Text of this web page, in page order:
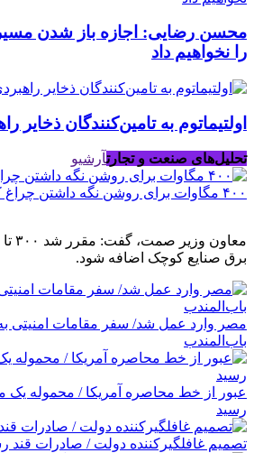
محسن رضایی: اجازه باز شدن مسیر
را نخواهیم داد
اولتیماتوم به تامین‌کنندگان ذخایر
تحلیل‌های صنعت و تجارتآرشیو
۴۰۰ مگاوات برای روشن نگه داشتن چراغ کسب‌وکار‌ها
برق صنایع کوچک اضافه شود.
مصر وارد عمل شد/ سفر مقامات امنیتی
باب‌المندب
عبور از خط محاصره آمریکا / محموله یک
رسید
تصمیم غافلگیرکننده دولت / صادرات قند